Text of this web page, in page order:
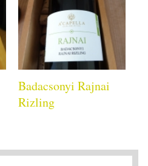
Badacsonyi Rajnai
Rizling